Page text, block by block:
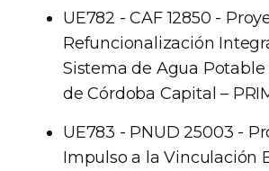
UE782 - CAF 12850 -
Refuncionalización
Sistema de Agua Potable
de Córdoba Capital –
UE783 - PNUD 25003 -
Impulso a la Vinculación